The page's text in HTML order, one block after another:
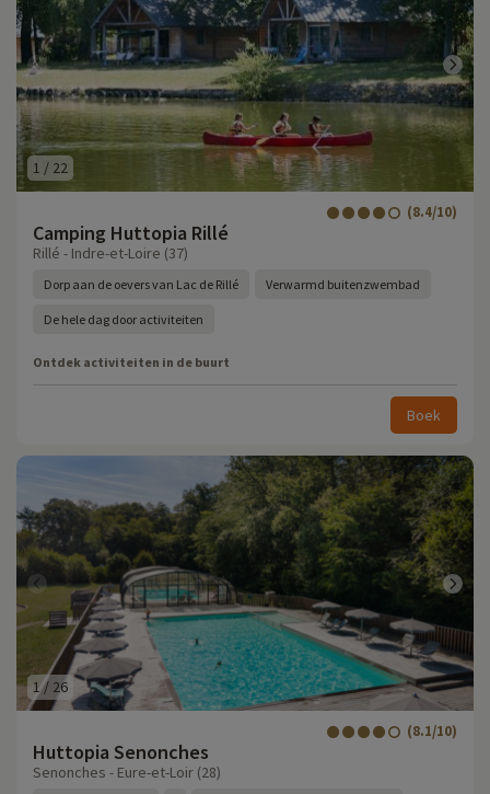
1 / 22
Camping Huttopia Rillé
(8.4/10)
Rillé - Indre-et-Loire (37)
Dorp aan de oevers van Lac de Rillé Verwarmd buitenzwembad
De hele dag door activiteiten
Ontdek activiteiten in de buurt
Boek
1/ 26
Huttopia Senonches
(8.1/10)
Senonches - Eure-et-Loir (28)